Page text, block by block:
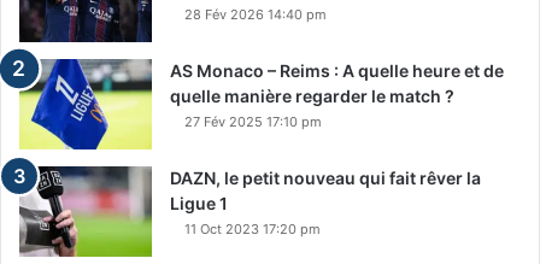
28 Fév 2026 14:40 pm
AS Monaco – Reims : A quelle heure et de
quelle manière regarder le match ?
27 Fév 2025 17:10 pm
DAZN, le petit nouveau qui fait rêver la
Ligue 1
11 Oct 2023 17:20 pm